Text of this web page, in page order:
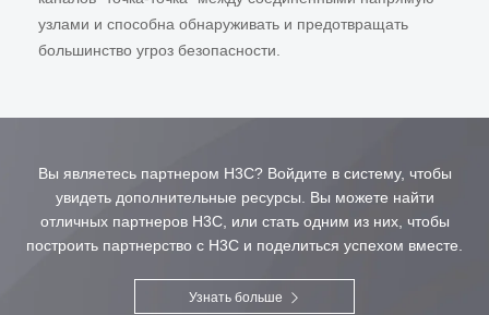
узлами и способна обнаруживать и предотвращать
большинство угроз безопасности.
Вы являетесь партнером H3C? Войдите в систему, чтобы
увидеть дополнительные ресурсы. Вы можете найти
отличных партнеров H3C, или стать одним из них, чтобы
построить партнерство с H3C и поделиться успехом вместе.
Узнать больше